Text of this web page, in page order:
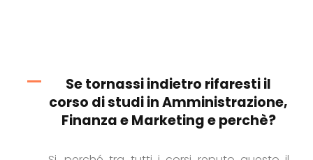
Se tornassi indietro rifaresti il
corso di studi in Amministrazione,
Finanza e Marketing e perchè?